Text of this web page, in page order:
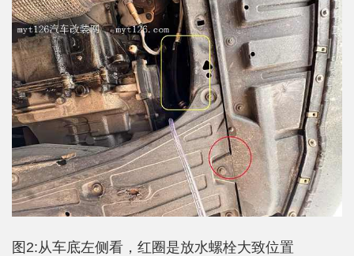
图2:从车底左侧看，红圈是放水螺栓大致位置